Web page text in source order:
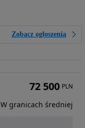
Zobacz ogłoszenia
72 500 PLN
W granicach średniej